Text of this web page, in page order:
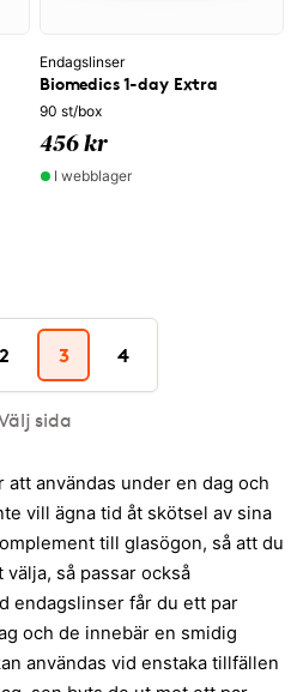
Endagslinser
Biomedics 1-day Extra
90 st/box
456 kr
I webblager
2 3 4
sida
användas under en dag och
vill ägna tid åt skötsel av sina
till glasögon, så att du
så passar också
endagslinser får du ett par
och de innebär en smidig
användas vid enstaka tillfällen